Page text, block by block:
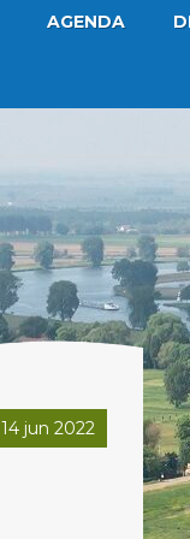
AGENDA
14 jun 2022